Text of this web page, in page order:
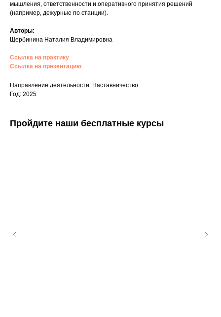
мышления, ответственности и оперативного принятия решений
(например, дежурные по станции).
Авторы:
Щербинина Наталия Владимировна
Ссылка на практику
Ссылка на презентацию
Направление деятельности: Наставничество
Год: 2025
Пройдите наши бесплатные курсы